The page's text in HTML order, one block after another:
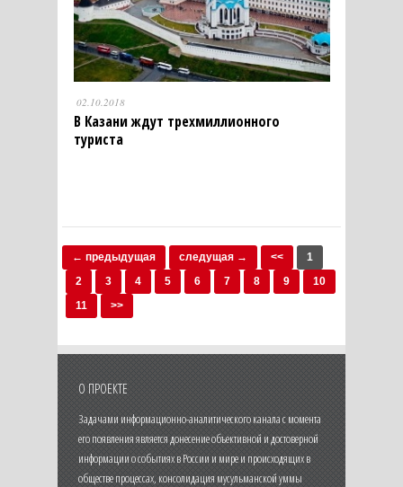
02.10.2018
В Казани ждут трехмиллионного
туриста
← предыдущая следущая → <<
1
2
3 4 5 6 7 8 9
10
11
>>
О ПРОЕКТЕ
Задачами информационно-аналитического канала с момента
его появления является донесение объективной и достоверной
информации о событиях в России и мире и происходящих в
обществе процессах, консолидация мусульманской уммы